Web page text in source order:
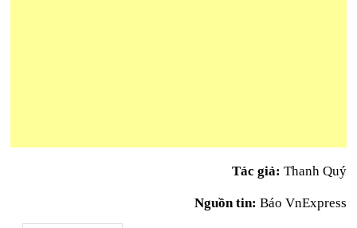
Tác giả: Thanh Quý
Nguồn tin: Báo VnExpress